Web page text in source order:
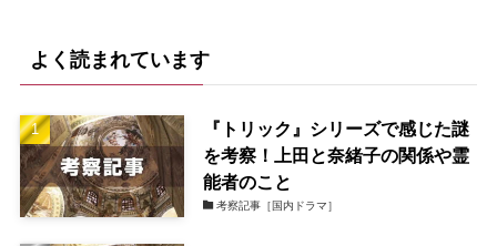
よく読まれています
『トリック』シリーズで感じた謎
を考察！上田と奈緒子の関係や霊
能者のこと
考察記事［国内ドラマ］